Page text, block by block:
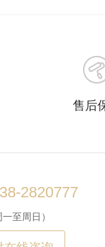
售后
2820777
至周日）